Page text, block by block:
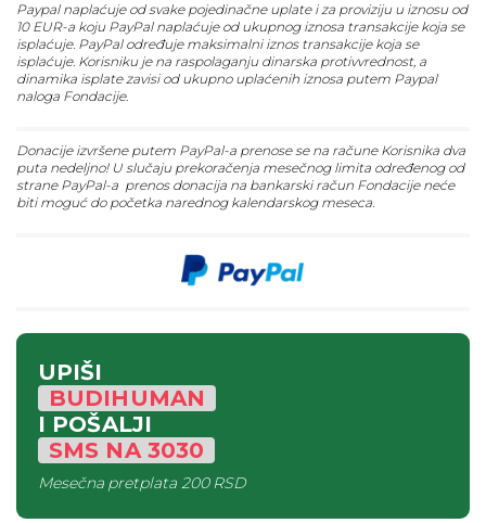
Paypal naplaćuje od svake pojedinačne uplate i za proviziju u iznosu od
10 EUR-a koju PayPal naplaćuje od ukupnog iznosa transakcije koja se
isplaćuje. PayPal određuje maksimalni iznos transakcije koja se
isplaćuje. Korisniku je na raspolaganju dinarska protivvrednost, a
dinamika isplate zavisi od ukupno uplaćenih iznosa putem Paypal
naloga Fondacije.
Donacije izvršene putem PayPal-a prenose se na račune Korisnika dva
puta nedeljno! U slučaju prekoračenja mesečnog limita određenog od
strane PayPal-a prenos donacija na bankarski račun Fondacije neće
biti moguć do početka narednog kalendarskog meseca.
UPIŠI
BUDIHUMAN
I POŠALJI
SMS NA3030
Mesečna pretplata200 RSD